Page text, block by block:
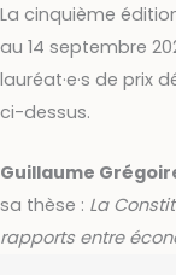
La cinquième
au 14 septembre
lauréat·e·s de prix
ci-dessus.
Guillaume
sa thèse : La
rapports entre